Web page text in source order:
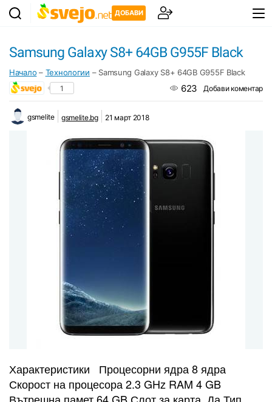
ДОБАВИ
Samsung Galaxy S8+ 64GB G955F Black
Начало – Технологии – Samsung Galaxy S8+ 64GB G955F Black
1 623 Добави коментар
gsmelite gsmelite.bg 21 март 2018
Характеристики Процесорни ядра 8 ядра
Скорост на процесора 2.3 GHz RAM 4 GB